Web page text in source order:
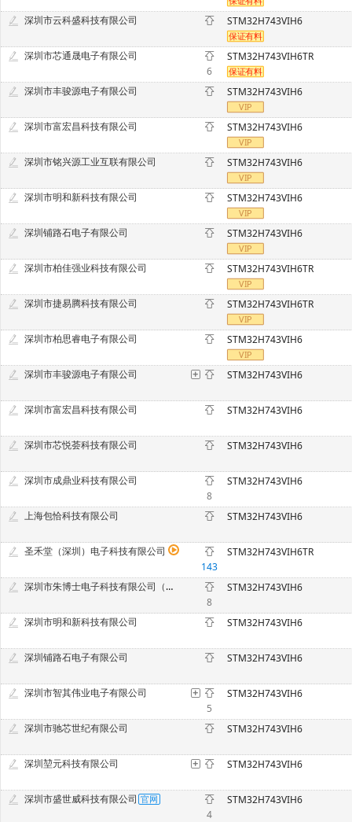
深圳市云科盛科技有限公司 STM32H743VIH6
深圳市芯通晟电子有限公司
6
STM32H743VIH6TR
深圳市丰骏源电子有限公司 STM32H743VIH6
深圳市富宏昌科技有限公司 STM32H743VIH6
深圳市铭兴源工业互联有限公司 STM32H743VIH6
深圳市明和新科技有限公司 STM32H743VIH6
深圳铺路石电子有限公司 STM32H743VIH6
深圳市柏佳强业科技有限公司 STM32H743VIH6TR
深圳市捷易腾科技有限公司 STM32H743VIH6TR
深圳市柏思睿电子有限公司 STM32H743VIH6
深圳市丰骏源电子有限公司 STM32H743VIH6
深圳市富宏昌科技有限公司 STM32H743VIH6
深圳市芯悦荟科技有限公司 STM32H743VIH6
深圳市成鼎业科技有限公司
8
STM32H743VIH6
上海包恰科技有限公司 STM32H743VIH6
圣禾堂（深圳）电子科技有限公司
143
STM32H743VIH6TR
深圳市朱博士电子科技有限公司（原深圳市中意法电子科技有限公司）
8
STM32H743VIH6
深圳市明和新科技有限公司 STM32H743VIH6
深圳铺路石电子有限公司 STM32H743VIH6
深圳市智其伟业电子有限公司
5
STM32H743VIH6
深圳市驰芯世纪有限公司 STM32H743VIH6
深圳堃元科技有限公司 STM32H743VIH6
深圳市盛世威科技有限公司
4
STM32H743VIH6